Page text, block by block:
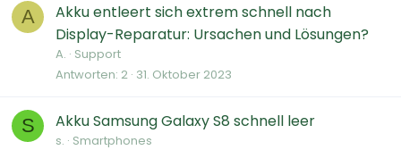
A
Akku entleert sich extrem schnell nach
Display-Reparatur: Ursachen und Lösungen?
A. Support
Antworten 2 31. Oktober 2023
S Akku Samsung Galaxy S8 schnell leer
s. Smartphones